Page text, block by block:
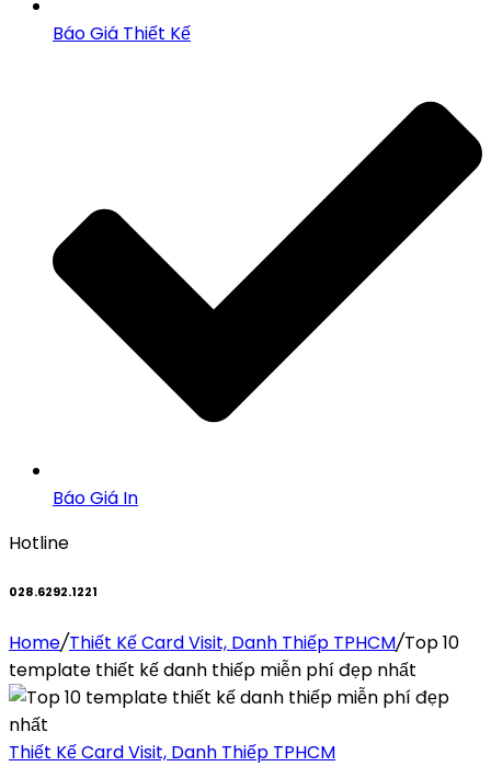
Báo Giá Thiết Kế
Báo Giá In
Hotline
028.6292.1221
Home/Thiết Kế Card Visit, Danh Thiếp TPHCM/Top 10
template thiết kế danh thiếp miễn phí đẹp nhất
Thiết Kế Card Visit, Danh Thiếp TPHCM